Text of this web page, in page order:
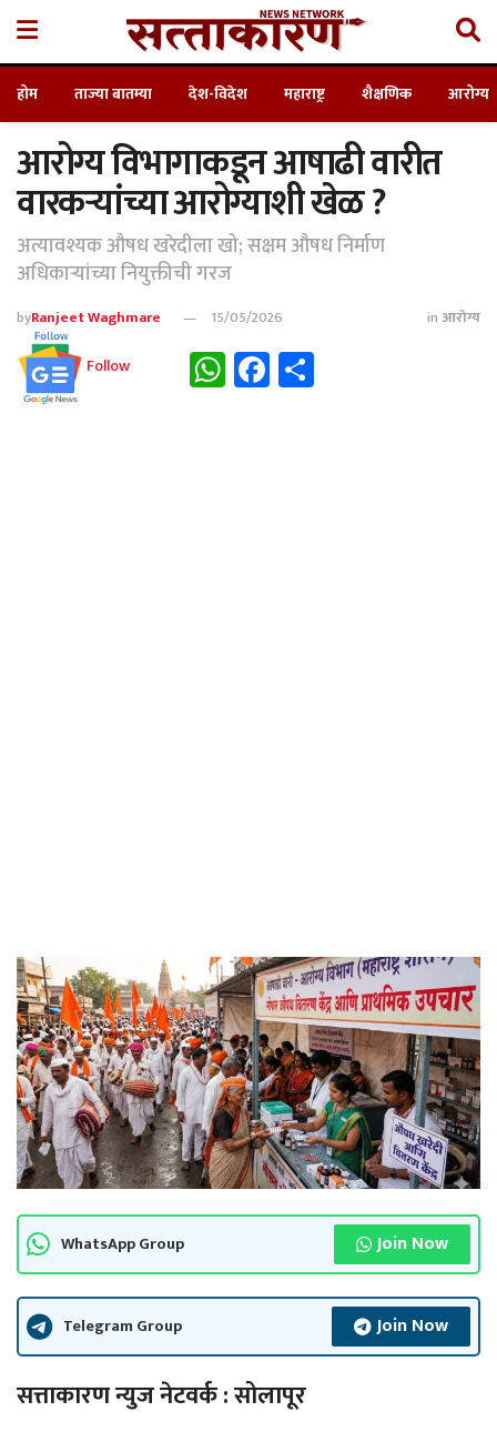
होम ताज्या बातम्या देश-विदेश महाराष्ट्र शैक्षणिक आरोग्य
आरोग्य विभागाकडून आषाढी वारीत
वारकऱ्यांच्या आरोग्याशी खेळ ?
अत्यावश्यक औषध खरेदीला खो; सक्षम औषध निर्माण
अधिकाऱ्यांच्या नियुक्तीची गरज
byRanjeet Waghmare 15/05/2026 in आरोग्य
Follow WhatsApp
Facebook
WhatsApp Group Join Now
Telegram Group Join Now
सत्ताकारण न्युज नेटवर्क : सोलापूर